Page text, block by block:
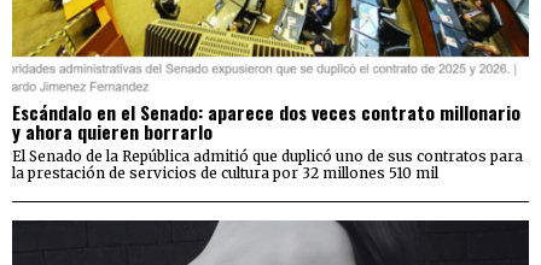
Escándalo en el Senado: aparece dos veces contrato millonario
y ahora quieren borrarlo
El Senado de la República admitió que duplicó uno de sus contratos para
la prestación de servicios de cultura por 32 millones 510 mil